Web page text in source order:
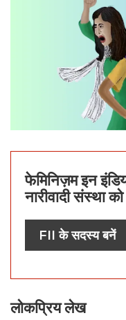
फेमिनिज़म इन
नारीवादी संस्था
FII के सदस्य बनें
लोकप्रिय लेख